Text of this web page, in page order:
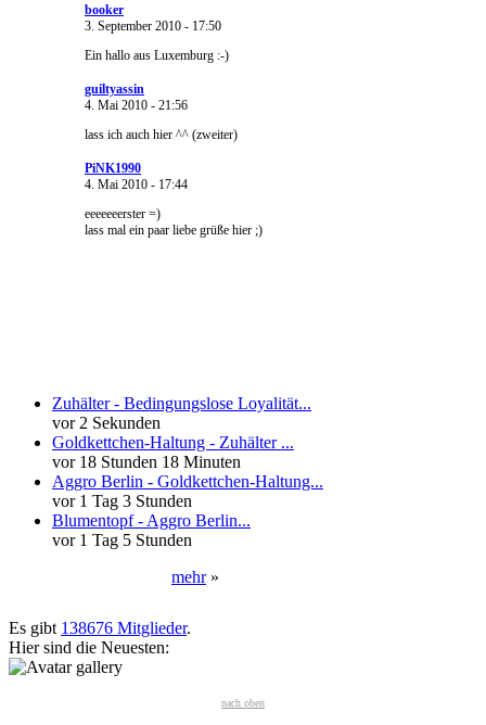
booker
3. September 2010 - 17:50
Ein hallo aus Luxemburg :-)
guiltyassin
4. Mai 2010 - 21:56
lass ich auch hier ^^ (zweiter)
PiNK1990
4. Mai 2010 - 17:44
eeeeeeerster =)
lass mal ein paar liebe grüße hier ;)
Zuhälter - Bedingungslose Loyalität...
vor 2 Sekunden
Goldkettchen-Haltung - Zuhälter ...
vor 18 Stunden 18 Minuten
Aggro Berlin - Goldkettchen-Haltung...
vor 1 Tag 3 Stunden
Blumentopf - Aggro Berlin...
vor 1 Tag 5 Stunden
mehr»
Es gibt 138676 Mitglieder.
Hier sind die Neuesten:
nach oben